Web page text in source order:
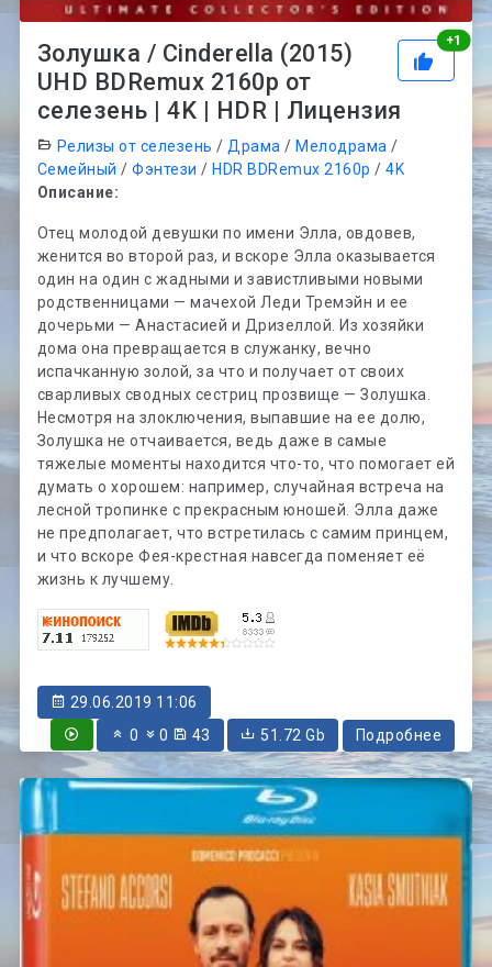
+1
Золушка / Cinderella (2015)
UHD BDRemux 2160p от
селезень | 4K | HDR | Лицензия
Релизы от селезень / Драма / Мелодрама /
Семейный /Фэнтези / HDR BDRemux 2160p /4K
Описание:
Отец молодой девушки по имени Элла, овдовев,
женится во второй раз, и вскоре Элла оказывается
один на один с жадными и завистливыми новыми
родственницами — мачехой Леди Тремэйн и ее
дочерьми — Анастасией и Дризеллой. Из хозяйки
дома она превращается в служанку, вечно
испачканную золой, за что и получает от своих
сварливых сводных сестриц прозвище — Золушка.
Несмотря на злоключения, выпавшие на ее долю,
Золушка не отчаивается, ведь даже в самые
тяжелые моменты находится что-то, что помогает ей
думать о хорошем: например, случайная встреча на
лесной тропинке с прекрасным юношей. Элла даже
не предполагает, что встретилась с самим принцем,
и что вскоре Фея-крестная навсегда поменяет её
жизнь к лучшему.
29.06.2019 11:06
0
0 43 51.72 Gb Подробнее